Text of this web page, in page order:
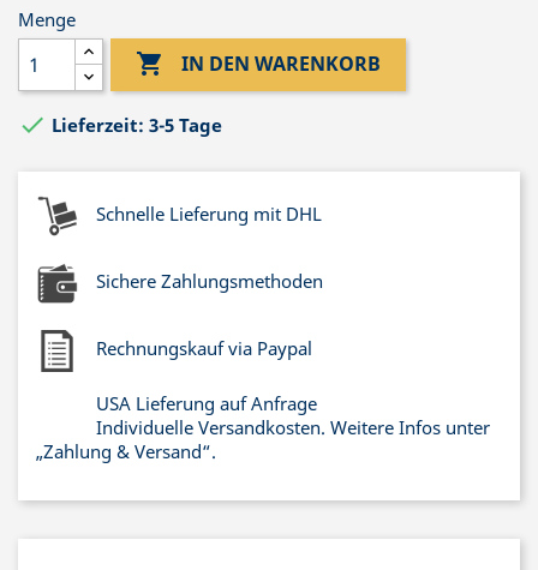
Menge
 IN DEN WARENKORB
 Lieferzeit: 3-5 Tage
Schnelle Lieferung mit DHL
Sichere Zahlungsmethoden
Rechnungskauf via Paypal
USA Lieferung auf Anfrage
Individuelle Versandkosten. Weitere Infos unter
„Zahlung & Versand“.